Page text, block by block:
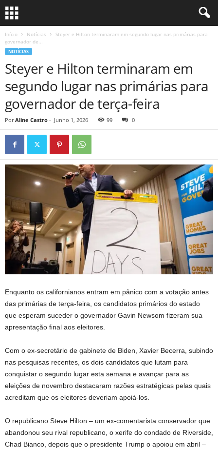
Início Notícias
Steyer e Hilton terminaram em segundo lugar nas primárias para
governador de...
NOTÍCIAS
Steyer e Hilton terminaram em
segundo lugar nas primárias para
governador de terça-feira
Por Aline Castro - Junho 1, 2026 99 0
Enquanto os californianos entram em pânico com a votação antes
das primárias de terça-feira, os candidatos primários do estado
que esperam suceder o governador Gavin Newsom fizeram sua
apresentação final aos eleitores.
Com o ex-secretário de gabinete de Biden, Xavier Becerra, subindo
nas pesquisas recentes, os dois candidatos que lutam para
conquistar o segundo lugar esta semana e avançar para as
eleições de novembro destacaram razões estratégicas pelas quais
acreditam que os eleitores deveriam apoiá-los.
O republicano Steve Hilton – um ex-comentarista conservador que
abandonou seu rival republicano, o xerife do condado de Riverside,
Chad Bianco, depois que o presidente Trump o apoiou em abril –